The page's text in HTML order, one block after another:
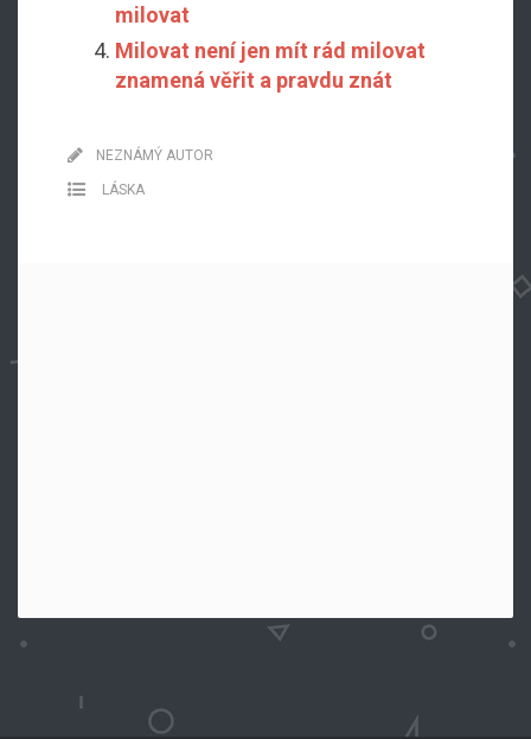
milovat
Milovat není jen mít rád milovat
znamená věřit a pravdu znát
NEZNÁMÝ AUTOR
LÁSKA